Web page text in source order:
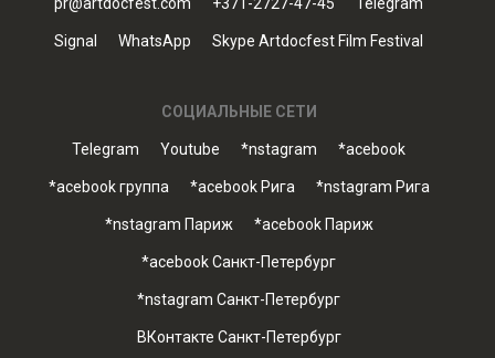
Signal WhatsApp Skype Artdocfest Film Festival
СОЦИАЛЬНЫЕ СЕТИ
Telegram Youtube *nstagram *acebook
*acebook группа *acebook Рига *nstagram Рига
*nstagram Париж *acebook Париж
*acebook Санкт-Петербург
*nstagram Санкт-Петербург
ВКонтакте Санкт-Петербург